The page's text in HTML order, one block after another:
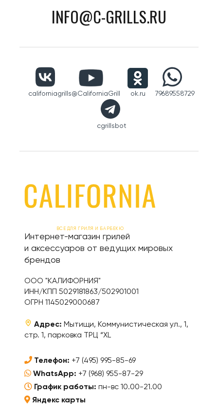
INFO@C-GRILLS.RU
californiagrills@CaliforniaGrill ok.ru 79689558729
cgrillsbot
ВСЕ ДЛЯ ГРИЛЯ И БАРБЕКЮ
Интернет-магазин грилей
и аксессуаров от ведущих мировых
брендов
ООО "КАЛИФОРНИЯ"
ИНН/КПП 5029181863/502901001
ОГРН 1145029000687
Адрес: Мытищи, Коммунистическая ул., 1,
стр. 1, парковка ТРЦ “XL
Телефон: +7 (495) 995-85-69
WhatsApp: +7 (968) 955-87-29
График работы: пн-вс 10.00-21.00
Яндекс карты